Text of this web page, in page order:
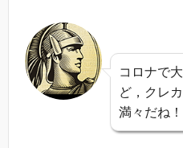
コロナで
ど，クレ
満々だね！